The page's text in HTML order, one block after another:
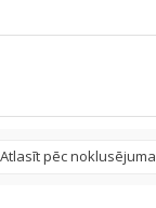
Atlasīt pēc noklusējuma